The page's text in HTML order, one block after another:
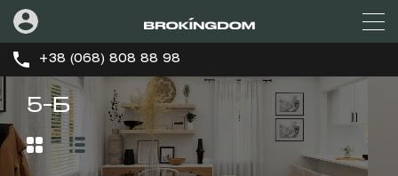
+38 (068) 808 88 98
5-Б